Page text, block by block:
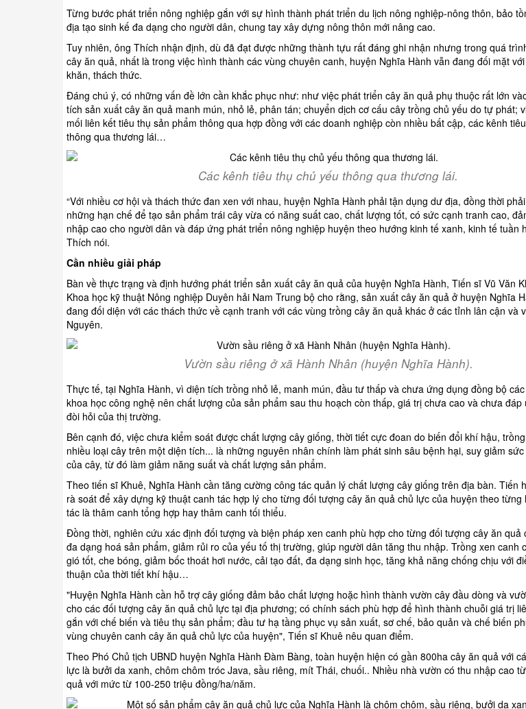
Từng bước phát triển nông nghiệp gắn với sự hình thành phát triển du lịch nông nghiệp-nông thôn, bảo
địa tạo sinh kế đa dạng cho người dân, chung tay xây dựng nông thôn mới nâng cao.
Tuy nhiên, ông Thích nhận định, dù đã đạt được những thành tựu rất đáng ghi nhận nhưng trong quá
cây ăn quả, nhất là trong việc hình thành các vùng chuyên canh, huyện Nghĩa Hành vẫn đang đối mặt
khăn, thách thức.
Đáng chú ý, có những vấn đề lớn cần khắc phục như: như việc phát triển cây ăn quả phụ thuộc rất lớn
tích sản xuất cây ăn quả manh mún, nhỏ lẻ, phân tán; chuyển dịch cơ cấu cây trồng chủ yếu do tự phát;
mối liên kết tiêu thụ sản phẩm thông qua hợp đồng với các doanh nghiệp còn nhiều bất cập, các kênh
thông qua thương lái…
Các kênh tiêu thụ chủ yếu thông qua thương lái.
“Với nhiều cơ hội và thách thức đan xen với nhau, huyện Nghĩa Hành phải tận dụng dư địa, đồng thời
những hạn chế để tạo sản phẩm trái cây vừa có năng suất cao, chất lượng tốt, có sức cạnh tranh cao,
nhập cao cho người dân và đáp ứng phát triển nông nghiệp huyện theo hướng kinh tế xanh, kinh tế tuần
Thích nói.
Cần nhiều giải pháp
Bàn về thực trạng và định hướng phát triển sản xuất cây ăn quả của huyện Nghĩa Hành, Tiến sĩ Vũ Văn
Khoa học kỹ thuật Nông nghiệp Duyên hải Nam Trung bộ cho rằng, sản xuất cây ăn quả ở huyện Nghĩa
đang đối diện với các thách thức về cạnh tranh với các vùng trồng cây ăn quả khác ở các tỉnh lân cận và
Nguyên.
Vườn sầu riêng ở xã Hành Nhân (huyện Nghĩa Hành).
Thực tế, tại Nghĩa Hành, vì diện tích trồng nhỏ lẻ, manh mún, đầu tư thấp và chưa ứng dụng đồng bộ
khoa học công nghệ nên chất lượng của sản phẩm sau thu hoạch còn thấp, giá trị chưa cao và chưa
đòi hỏi của thị trường.
Bên cạnh đó, việc chưa kiểm soát được chất lượng cây giống, thời tiết cực đoan do biến đổi khí hậu,
nhiều loại cây trên một diện tích... là những nguyên nhân chính làm phát sinh sâu bệnh hại, suy giảm
của cây, từ đó làm giảm năng suất và chất lượng sản phẩm.
Theo tiến sĩ Khuê, Nghĩa Hành cần tăng cường công tác quản lý chất lượng cây giống trên địa bàn. Tiến
rà soát để xây dựng kỹ thuật canh tác hợp lý cho từng đối tượng cây ăn quả chủ lực của huyện theo từng
tác là thâm canh tổng hợp hay thâm canh tối thiểu.
Đồng thời, nghiên cứu xác định đối tượng và biện pháp xen canh phù hợp cho từng đối tượng cây ăn quả
đa dạng hoá sản phẩm, giảm rủi ro của yếu tố thị trường, giúp người dân tăng thu nhập. Trồng xen canh
gió tốt, che bóng, giảm bốc thoát hơi nước, cải tạo đất, đa dạng sinh học, tăng khả năng chống chịu với
thuận của thời tiết khí hậu…
"Huyện Nghĩa Hành cần hỗ trợ cây giống đảm bảo chất lượng hoặc hình thành vườn cây đầu dòng và
cho các đối tượng cây ăn quả chủ lực tại địa phương; có chính sách phù hợp để hình thành chuỗi giá trị
gắn với chế biến và tiêu thụ sản phẩm; đầu tư hạ tầng phục vụ sản xuất, sơ chế, bảo quản và chế biến
vùng chuyên canh cây ăn quả chủ lực của huyện", Tiến sĩ Khuê nêu quan điểm.
Theo Phó Chủ tịch UBND huyện Nghĩa Hành Đàm Bàng, toàn huyện hiện có gần 800ha cây ăn quả với
lực là bưởi da xanh, chôm chôm tróc Java, sầu riêng, mít Thái, chuối.. Nhiều nhà vườn có thu nhập cao
quả với mức từ 100-250 triệu đồng/ha/năm.